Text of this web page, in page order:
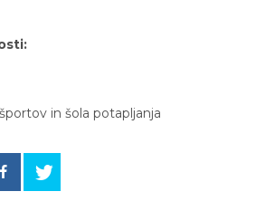
in šola potapljanja